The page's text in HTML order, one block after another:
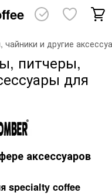
и другие
питчеры,
для
аксессуаров
specialty coffee